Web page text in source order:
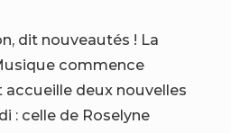
dit nouveautés ! La
commence
deux nouvelles
: celle de Roselyne